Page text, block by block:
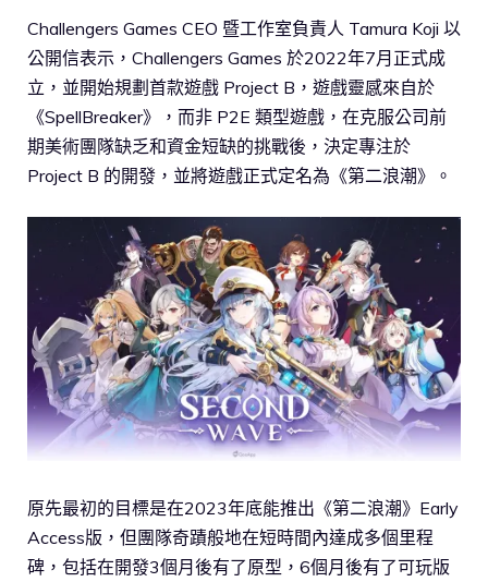
Challengers Games CEO 暨工作室負責人 Tamura Koji 以
公開信表示，Challengers Games 於2022年7月正式成
立，並開始規劃首款遊戲 Project B，遊戲靈感來自於
《SpellBreaker》，而非 P2E 類型遊戲，在克服公司前
期美術團隊缺乏和資金短缺的挑戰後，決定專注於
Project B 的開發，並將遊戲正式定名為《第二浪潮》。
原先最初的目標是在2023年底能推出《第二浪潮》Early
Access版，但團隊奇蹟般地在短時間內達成多個里程
碑，包括在開發3個月後有了原型，6個月後有了可玩版